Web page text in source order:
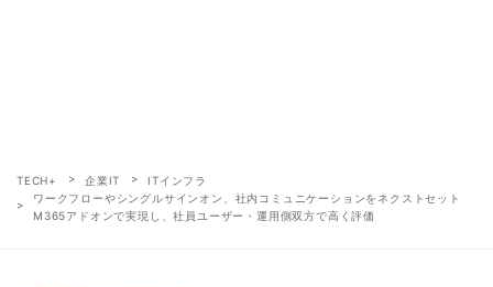
TECH+ 企業IT
ITインフラ
ワークフローやシングルサインオン、社内コミュニケーションをネクストセット
M365アドオンで実現し、社員ユーザー・運用側双方で高く評価